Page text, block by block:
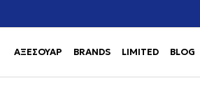
Use shift+Enter to open or close
Use shift+Enter to open or close
ΑΞΕΣΟΥΑΡ BRANDS LIMITED BLOG